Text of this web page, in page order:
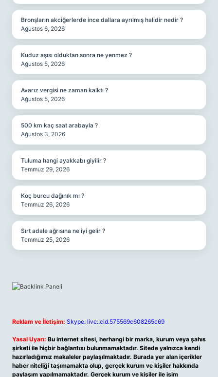
Bronşların akciğerlerde ince dallara ayrılmış halidir nedir ?
Ağustos 6, 2026
Kuduz aşısı olduktan sonra ne yenmez ?
Ağustos 5, 2026
Avarız vergisi ne zaman kalktı ?
Ağustos 5, 2026
500 km kaç saat arabayla ?
Ağustos 3, 2026
Tuluma hangi ayakkabı giyilir ?
Temmuz 29, 2026
Koç burcu dağınık mı ?
Temmuz 26, 2026
Sırt adale ağrısına ne iyi gelir ?
Temmuz 25, 2026
Reklam ve İletişim: Skype: live:.cid.575569c608265c69
Yasal Uyarı: Bu internet sitesi, herhangi bir marka, kurum veya şahıs
şirketi ile hiçbir bağlantısı bulunmamaktadır. Sitede yalnızca kendi
hazırladığımız makaleler paylaşılmaktadır. Burada yer alan içerikler
haber niteliği taşımamakta olup, gerçek kurum ve kişiler hakkında
paylaşım yapılmamaktadır. Gerçek kurum ve kişiler ile isim